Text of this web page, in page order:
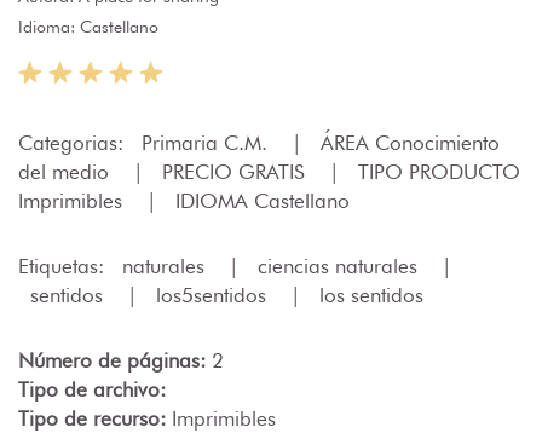
Idioma: Castellano
Categorias: Primaria C.M.
ÁREA Conocimiento
del medio
PRECIO GRATIS
TIPO PRODUCTO
Imprimibles
IDIOMA Castellano
Etiquetas: naturales ciencias naturales
sentidos
los5sentidos los sentidos
Número de páginas: 2
Tipo de archivo:
Tipo de recurso: Imprimibles